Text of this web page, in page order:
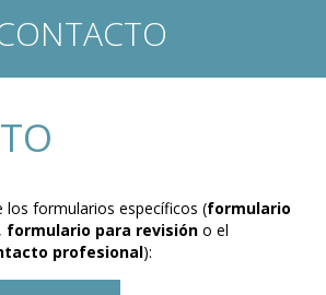
los formularios específicos (formulario
, formulario para revisión o el
profesional):